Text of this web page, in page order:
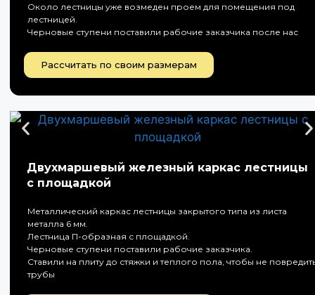
Около лестницы уже возмеден проем для помещения под
лестницей.
Черновые ступени поставили рабочие заказчика после нас
Рассчитать по своим размерам
Двухмаршевый железный каркас лестницы
с площадкой
Металлический каркас лестницы закрытого типа из листа
металла 6 мм.
Лестница П-образная с площадкой.
Черновые ступени поставили рабочие заказчика.
Ставили на плиту до стяжки и теплого пола, чтобы не
трубы